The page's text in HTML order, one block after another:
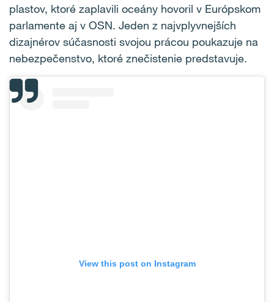
plastov, ktoré zaplavili oceány hovoril v Európskom
parlamente aj v OSN. Jeden z najvplyvnejších
dizajnérov súčasnosti svojou prácou poukazuje na
nebezpečenstvo, ktoré znečistenie predstavuje.
View this post on Instagram